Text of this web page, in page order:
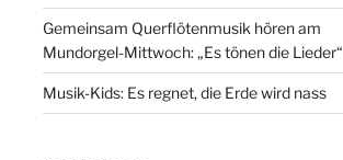
Gemeinsam Querflötenmusik hören am
Mundorgel-Mittwoch: „Es tönen die Lieder“
Musik-Kids: Es regnet, die Erde wird nass